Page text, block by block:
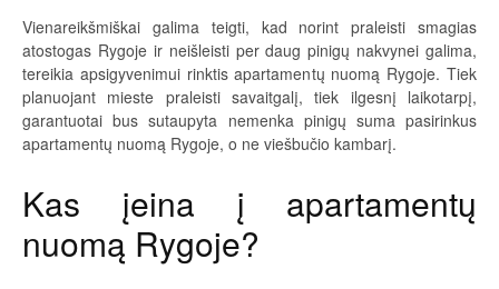
Vienareikšmiškai galima teigti, kad norint praleisti smagias
atostogas Rygoje ir neišleisti per daug pinigų nakvynei galima,
tereikia apsigyvenimui rinktis apartamentų nuomą Rygoje. Tiek
planuojant mieste praleisti savaitgalį, tiek ilgesnį laikotarpį,
garantuotai bus sutaupyta nemenka pinigų suma pasirinkus
apartamentų nuomą Rygoje, o ne viešbučio kambarį.
Kas įeina į apartamentų
nuomą Rygoje?